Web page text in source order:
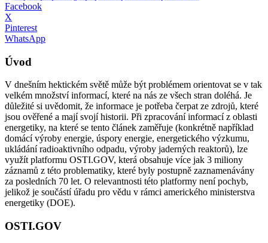
Facebook
X
Pinterest
WhatsApp
Úvod
V dnešním hektickém světě může být problémem orientovat se v tak
velkém množství informací, které na nás ze všech stran doléhá. Je
důležité si uvědomit, že informace je potřeba čerpat ze zdrojů, které
jsou ověřené a mají svojí historii. Při zpracování informací z oblasti
energetiky, na které se tento článek zaměřuje (konkrétně například
domácí výroby energie, úspory energie, energetického výzkumu,
ukládání radioaktivního odpadu, výroby jaderných reaktorů), lze
využít platformu OSTI.GOV, která obsahuje více jak 3 miliony
záznamů z této problematiky, které byly postupně zaznamenávány
za posledních 70 let. O relevantnosti této platformy není pochyb,
jelikož je součástí úřadu pro vědu v rámci amerického ministerstva
energetiky (DOE).
OSTI.GOV